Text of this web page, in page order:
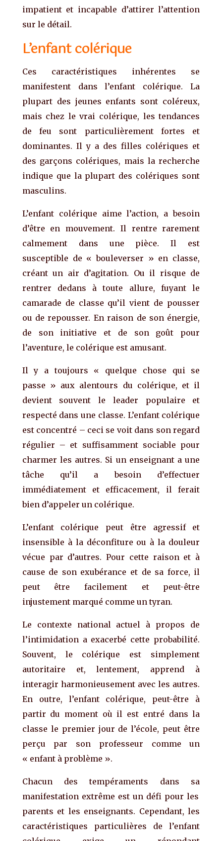
impatient et incapable d’attirer l’attention
sur le détail.
L’enfant colérique
Ces caractéristiques inhérentes se
manifestent dans l’enfant colérique. La
plupart des jeunes enfants sont coléreux,
mais chez le vrai colérique, les tendances
de feu sont particulièrement fortes et
dominantes. Il y a des filles colériques et
des garçons colériques, mais la recherche
indique que la plupart des colériques sont
masculins.
L’enfant colérique aime l’action, a besoin
d’être en mouvement. Il rentre rarement
calmement dans une pièce. Il est
susceptible de « bouleverser » en classe,
créant un air d’agitation. Ou il risque de
rentrer dedans à toute allure, fuyant le
camarade de classe qu’il vient de pousser
ou de repousser. En raison de son énergie,
de son initiative et de son goût pour
l’aventure, le colérique est amusant.
Il y a toujours « quelque chose qui se
passe » aux alentours du colérique, et il
devient souvent le leader populaire et
respecté dans une classe. L’enfant colérique
est concentré – ceci se voit dans son regard
régulier – et suffisamment sociable pour
charmer les autres. Si un enseignant a une
tâche qu’il a besoin d’effectuer
immédiatement et efficacement, il ferait
bien d’appeler un colérique.
L’enfant colérique peut être agressif et
insensible à la déconfiture ou à la douleur
vécue par d’autres. Pour cette raison et à
cause de son exubérance et de sa force, il
peut être facilement et peut-être
injustement marqué comme un tyran.
Le contexte national actuel à propos de
l’intimidation a exacerbé cette probabilité.
Souvent, le colérique est simplement
autoritaire et, lentement, apprend à
interagir harmonieusement avec les autres.
En outre, l’enfant colérique, peut-être à
partir du moment où il est entré dans la
classe le premier jour de l’école, peut être
perçu par son professeur comme un
« enfant à problème ».
Chacun des tempéraments dans sa
manifestation extrême est un défi pour les
parents et les enseignants. Cependant, les
caractéristiques particulières de l’enfant